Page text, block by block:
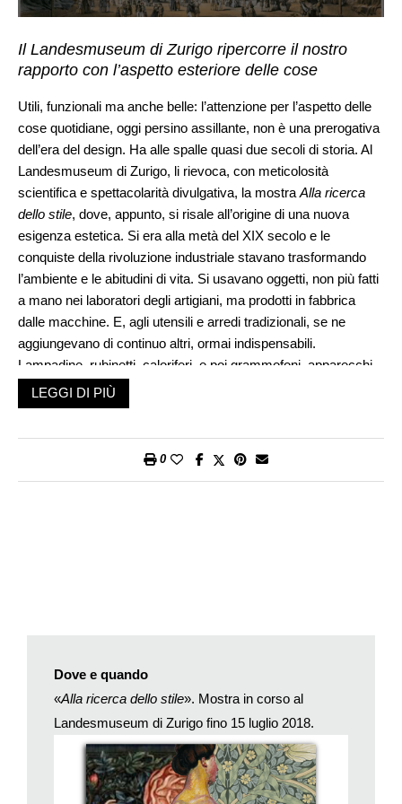
Il Landesmuseum di Zurigo ripercorre il nostro
rapporto con l’aspetto esteriore delle cose
Utili, funzionali ma anche belle: l’attenzione per l’aspetto delle
cose quotidiane, oggi persino assillante, non è una prerogativa
dell’era del design. Ha alle spalle quasi due secoli di storia. Al
Landesmuseum di Zurigo, li rievoca, con meticolosità
scientifica e spettacolarità divulgativa, la mostra Alla ricerca
dello stile, dove, appunto, si risale all’origine di una nuova
esigenza estetica. Si era alla metà del XIX secolo e le
conquiste della rivoluzione industriale stavano trasformando
l’ambiente e le abitudini di vita. Si usavano oggetti, non più fatti
a mano nei laboratori degli artigiani, ma prodotti in fabbrica
dalle macchine. E, agli utensili e arredi tradizionali, se ne
aggiungevano di continuo altri, ormai indispensabili.
Lampadine, rubinetti, caloriferi, e poi grammofoni, apparecchi
telefonici, biciclette e via enumerando i ritrovati di una tecnica
(il termine tecnologia era di là da venire), già allora ammirata e
Soprattutto, cambiavano la fisionomia, le dimensioni e i
Bilbao. Sia l’edilizia pubblica, con scuole, teatri, biblioteche,
compongono un nuovo modello di città, per certi versi
omologata. Ne sono tipici esempi i Teatri dell’Opera, simili da
Parigi a Vienna a Praga e i grandi Musei, dal British di Londra
al Metropolitan di New York, costruzioni persino ibride, dal
LEGGI DI PIÙ
0
Dove e quando
«Alla ricerca dello stile». Mostra in corso al
Landesmuseum di Zurigo fino 15 luglio 2018.